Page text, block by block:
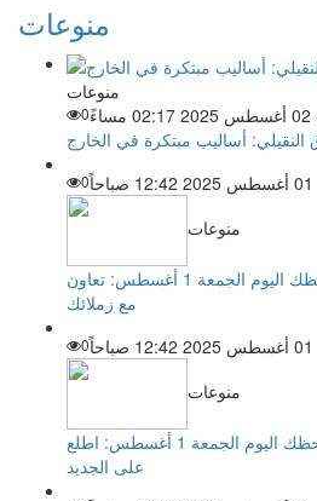
منوعات
منوعات
0
أساليب مبتكرة في الخارج
0
منوعات
طالع الأبراج: برج الحمل.. حظك اليوم الجمعة 1 أغسطس: تعاون
مع زملائك
0
منوعات
طالع الأبراج: برج القوس.. حظك اليوم الجمعة 1 أغسطس: اطلع
على الجديد